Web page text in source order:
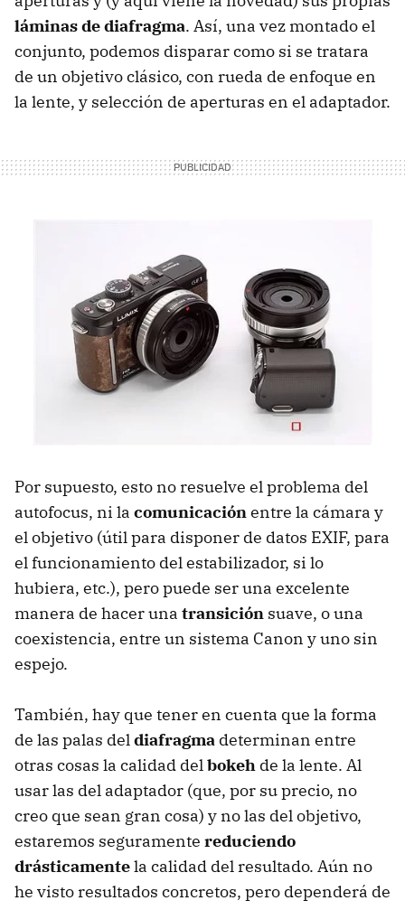
láminas de diafragma. Así, una vez montado el
conjunto, podemos disparar como si se tratara
de un objetivo clásico, con rueda de enfoque en
la lente, y selección de aperturas en el adaptador.
Por supuesto, esto no resuelve el problema del
autofocus, ni la comunicaciónentre la cámara y
el objetivo (útil para disponer de datos EXIF, para
el funcionamiento del estabilizador, si lo
hubiera, etc.), pero puede ser una excelente
manera de hacer una transición suave, o una
coexistencia, entre un sistema Canon y uno sin
espejo.
También, hay que tener en cuenta que la forma
de las palas deldiafragma determinan entre
otras cosas la calidad delbokeh de la lente. Al
usar las del adaptador (que, por su precio, no
creo que sean gran cosa) y no las del objetivo,
estaremos seguramente reduciendo
drásticamentela calidad del resultado. Aún no
he visto resultados concretos, pero dependerá de